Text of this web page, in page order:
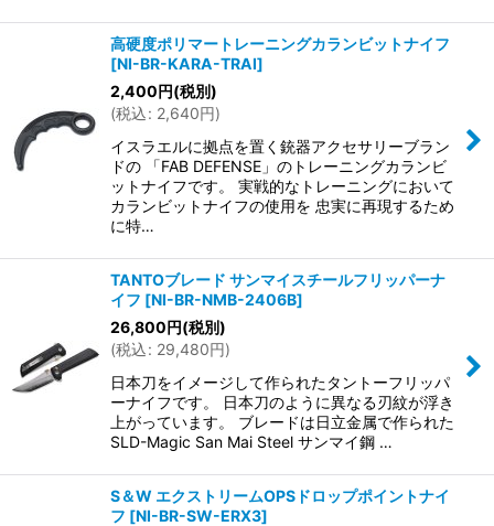
高硬度ポリマートレーニングカランビットナイフ
[NI-BR-KARA-TRAI]
2,400円(税別)
(税込: 2,640円)
イスラエルに拠点を置く銃器アクセサリーブラン
ドの 「FAB DEFENSE」のトレーニングカランビ
ットナイフです。 実戦的なトレーニングにおいて
カランビットナイフの使用を 忠実に再現するため
に特…
TANTOブレード サンマイスチールフリッパーナ
イフ [NI-BR-NMB-2406B]
26,800円(税別)
(税込: 29,480円)
日本刀をイメージして作られたタントーフリッパ
ーナイフです。 日本刀のように異なる刃紋が浮き
上がっています。 ブレードは日立金属で作られた
SLD-Magic San Mai Steel サンマイ鋼 …
S＆W エクストリームOPSドロップポイントナイ
フ [NI-BR-SW-ERX3]